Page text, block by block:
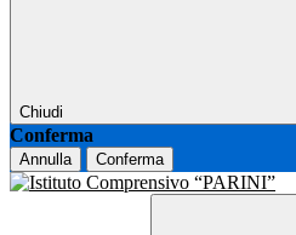
Chiudi
Conferma
Annulla Conferma